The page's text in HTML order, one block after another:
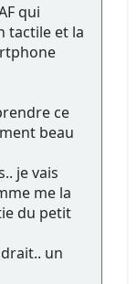
qui
tactile et la
ce
beau
je vais
me la
du petit
un